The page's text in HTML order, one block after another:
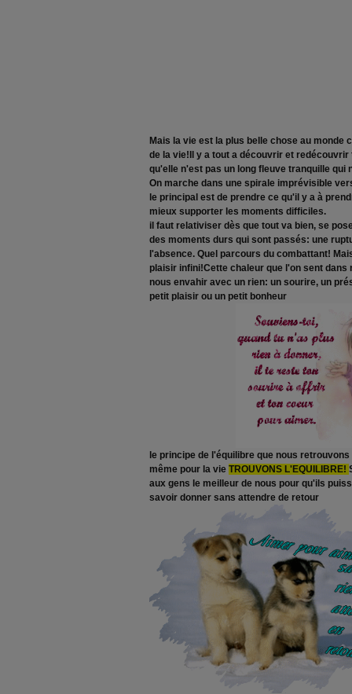
Mais la vie est la plus belle chose au monde
de la vie!Il y a tout a découvrir et
qu'elle n'est pas un long fleuve tranquille qui
On marche dans une spirale imprévisible
le principal est de prendre ce qu'il y a à
mieux supporter les moments difficiles.
il faut relativiser dès que tout va bien, se
des moments durs qui sont passés: une
l'absence. Quel parcours du combattant!
plaisir infini!Cette chaleur que l'on sent dans
nous envahir avec un rien: un sourire, un
petit plaisir ou un petit bonheur
le principe de l'équilibre que nous
même pour la vie TROUVONS L'EQUILIBRE!
aux gens le meilleur de nous pour qu'ils
savoir donner sans attendre de retour